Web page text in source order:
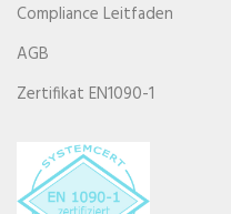
Compliance Leitfaden
AGB
Zertifikat EN1090-1